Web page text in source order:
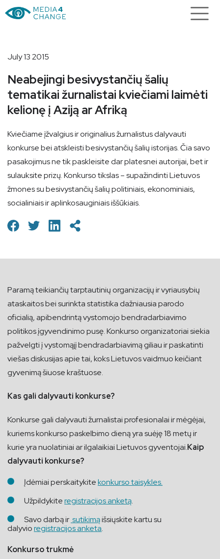
July 13 2015
Neabejingi besivystančių šalių
tematikai žurnalistai kviečiami laimėti
kelionę į Aziją ar Afriką
Kviečiame įžvalgius ir originalius žurnalistus dalyvauti
konkurse bei atskleisti besivystančių šalių istorijas. Čia savo
pasakojimus ne tik paskleisite dar platesnei autorijai, bet ir
sulauksite prizų. Konkurso tikslas – supažindinti Lietuvos
žmones su besivystančių šalių politiniais, ekonominiais,
socialiniais ir aplinkosauginiais iššūkiais.
Paramą teikiančių tarptautinių organizacijų ir vyriausybių
ataskaitos bei surinkta statistika dažniausia parodo
oficialią, apibendrintą vystomojo bendradarbiavimo
politikos įgyvendinimo pusę. Konkurso organizatoriai siekia
pažvelgti į vystomąjį bendradarbiavimą giliau ir paskatinti
viešas diskusijas apie tai, koks Lietuvos vaidmuo keičiant
gyvenimą šiuose kraštuose.
Kas gali dalyvauti konkurse?
Konkurse gali dalyvauti žurnalistai profesionalai ir mėgėjai,
kuriems konkurso paskelbimo dieną yra suėję 18 metų ir
kurie yra nuolatiniai ar ilgalaikiai Lietuvos gyventojai.Kaip
dalyvauti konkurse?
Įdėmiai perskaitykitekonkurso taisykles.
Užpildykiteregistracijos anketą.
Savo darbą ir sutikimąišsiųskite kartu su
dalyvioregistracijos anketa.
Konkurso trukmė